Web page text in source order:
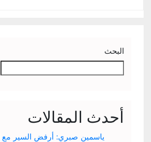
البحث
أحدث المقالات
ياسمين صبري: أرفض السير مع